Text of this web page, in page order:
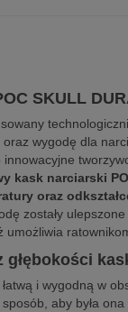
SKULL
wygodę dla
kask narciarski
oraz
zostały
i wygodną w
aby była